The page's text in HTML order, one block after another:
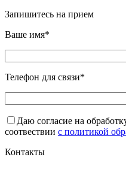
Запишитесь на прием
Ваше имя*
Телефон для связи*
Даю согласие на
соотвествии с политикой
Контакты